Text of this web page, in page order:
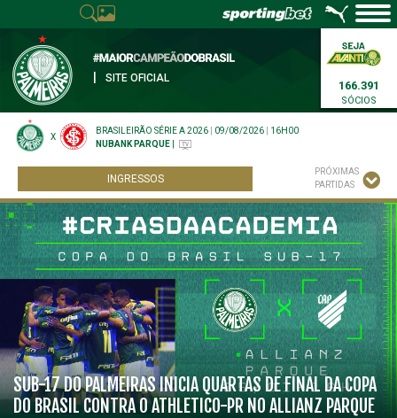
SITE OFICIAL
166.391
SÓCIOS
X
BRASILEIRÃO SÉRIE A 2026 09/08/2026
16H00
NUBANK PARQUE
INGRESSOS
PRÓXIMAS
PARTIDAS
SUB-17 DO PALMEIRAS INICIA QUARTAS DE FINAL DA COPA
DO BRASIL CONTRA O ATHLETICO-PR NO ALLIANZ PARQUE